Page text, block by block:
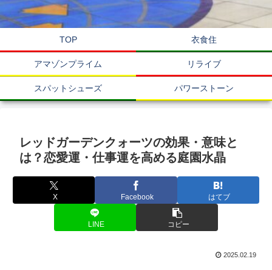
TOP 衣食住
アマゾンプライム リライブ
スパットシューズ パワーストーン
レッドガーデンクォーツの効果・意味と
は？恋愛運・仕事運を高める庭園水晶
X Facebook はてブ
LINE コピー
2025.02.19